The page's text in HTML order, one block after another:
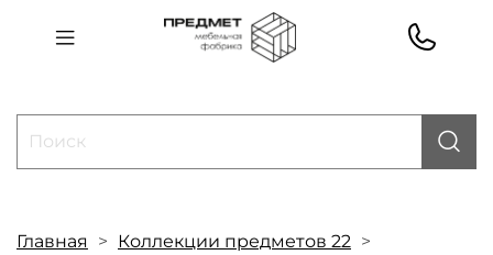
Главная
Коллекции предметов 22